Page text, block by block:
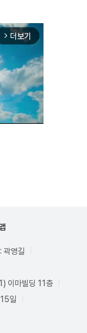
arrow_forward_ios 더보기
곽영길
이마빌딩 11층
일